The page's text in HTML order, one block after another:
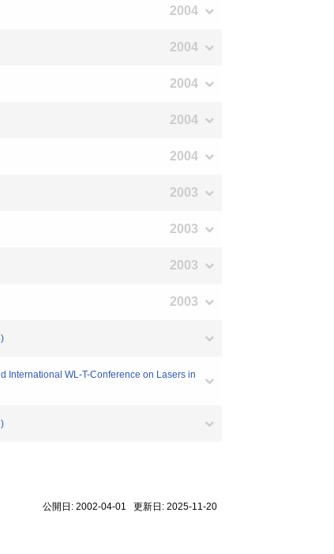
2004
2004
2004
2004
2004
2003
2003
2003
2003
International WL-T-Conference on Lasers in
公開日: 2002-04-01 更新日: 2025-11-20